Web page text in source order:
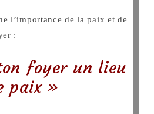
l’importance de la paix et de
:
foyer un lieu
paix »